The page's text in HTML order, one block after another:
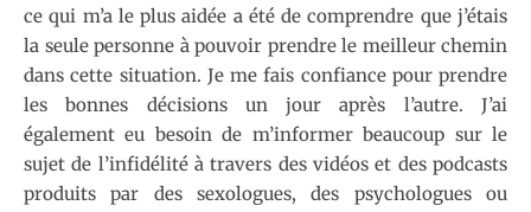
ce qui m’a le plus aidée a été de comprendre que j’étais
la seule personne à pouvoir prendre le meilleur chemin
dans cette situation. Je me fais confiance pour prendre
les bonnes décisions un jour après l’autre. J’ai
également eu besoin de m’informer beaucoup sur le
sujet de l’infidélité à travers des vidéos et des podcasts
produits par des sexologues, des psychologues ou